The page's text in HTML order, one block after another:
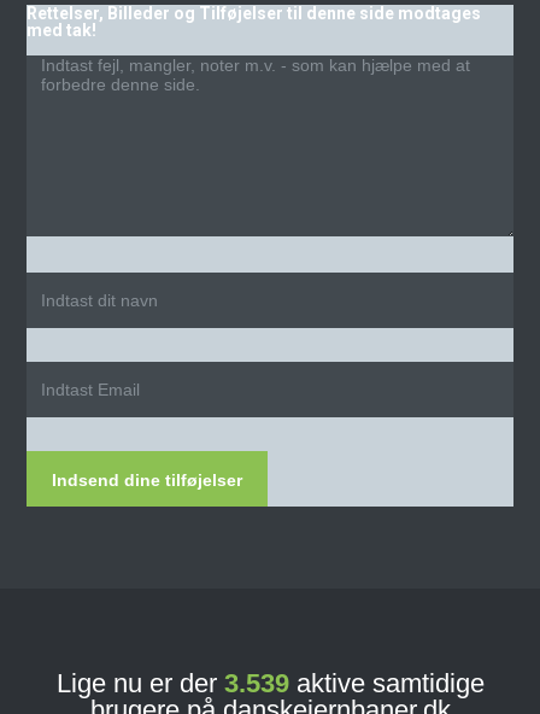
Rettelser, Billeder og Tilføjelser til denne side modtages
med tak!
Indsend dine tilføjelser
Lige nu er der 3.539aktive samtidige